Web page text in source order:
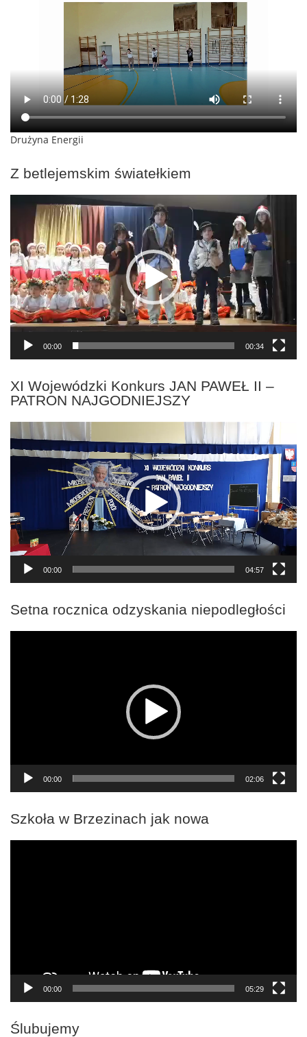
Drużyna Energii
Z betlejemskim światełkiem
Odtwarzacz
00:00 00:34
XI Wojewódzki Konkurs JAN PAWEŁ II –
PATRON NAJGODNIEJSZY
Odtwarzacz
video
00:00 04:57
Setna rocznica odzyskania niepodległości
00:00 02:06
Szkoła w Brzezinach jak nowa
00:00 05:29
Ślubujemy